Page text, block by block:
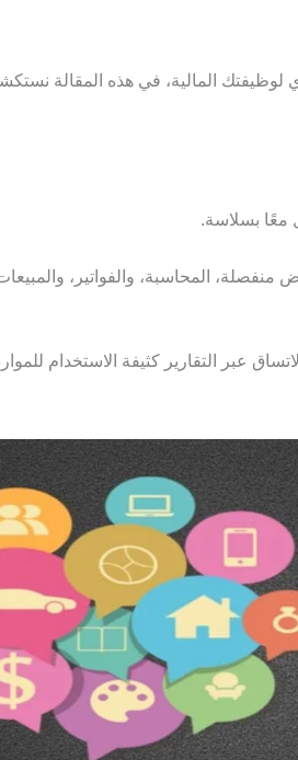
المالية، في هذه المقالة
المحاسبة، والفواتير، والمبيعات،
عبر التقارير كثيفة الاستخدام